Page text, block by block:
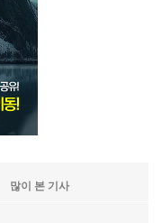
많이 본 기사